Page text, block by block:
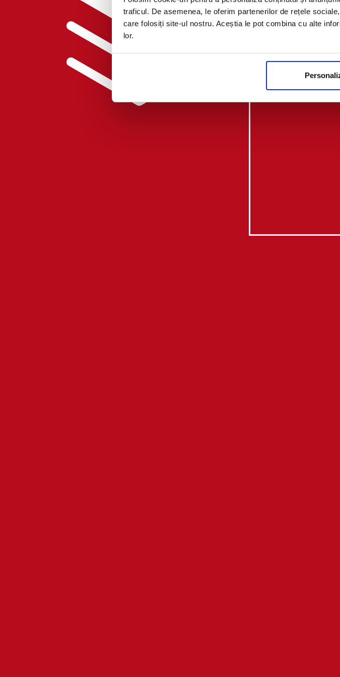
traficul. De asemenea, le oferim partenerilor de rețele
care folosiți site-ul nostru. Aceștia le pot combina cu alte
lor.
Actualizați